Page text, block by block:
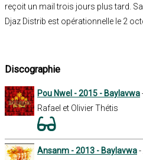
reçoit un mail trois jours plus tard.
Djaz Distrib est opérationnelle le 2
Discographie
Pou Nwel - 2015 - Baylavwa
Rafael et Olivier Thétis
Ansanm - 2013 - Baylavwa-